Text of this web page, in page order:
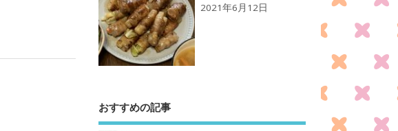
2021年6月12日
おすすめの記事